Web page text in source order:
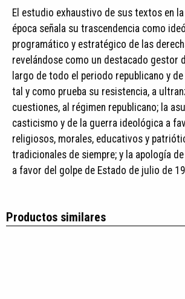
El estudio exhaustivo de sus textos en
época señala su trascendencia como
programático y estratégico de las
revelándose como un destacado gestor
largo de todo el periodo republicano y
tal y como prueba su resistencia, a
cuestiones, al régimen republicano; la
casticismo y de la guerra ideológica a
religiosos, morales, educativos y
tradicionales de siempre; y la apología
a favor del golpe de Estado de julio de
Productos similares